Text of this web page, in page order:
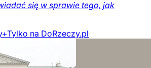
się w sprawie tego, jak
Tylko na DoRzeczy.pl